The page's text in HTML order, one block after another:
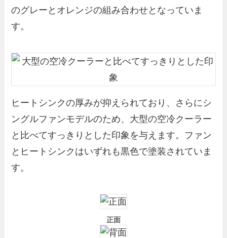
のグレーとオレンジの組み合わせとなっていま
す。
ヒートシンクの厚みが抑えられており、さらにシ
ングルファンモデルのため、大型の空冷クーラー
と比べてすっきりとした印象を与えます。ファン
とヒートシンクはいずれも黒色で塗装されていま
す。
正面